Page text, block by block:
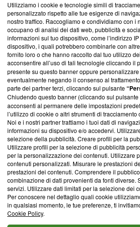
Questa sezione offre informazioni
News, sui nostri processi editoriali e su
creare news di qualità. Inoltre, afferma la
‘Trust Project - News with Integrity’
ancora membro del programma, ma ha
parte; Trust Project non ha ancora
conformità agli standard.
Su di noi
Team editoriale
Corporate
Redazione
Informativa Privacy
Cookie Policy
Blasting SA, IDI CHE-247.845.224, Via
Lugano (Svizzera) Tel:+39 0690258937
© 2026 Blasting News
Utilizziamo i cookie e tecnologie simili di
personalizzato rispetto alle tue esigenze di
nostro traffico. Raccogliamo e condividiamo con i
occupano di analisi dei dati web, pubblicità e
informazioni sul tuo dispositivo, come l’indirizzo
dispositivo, i quali potrebbero combinarle con
fornito loro o che hanno raccolto dal tuo utilizzo
acconsentire all’uso di tali tecnologie cliccando il
presente su questo banner oppure
eventualmente negando il consenso al
parte dei partner terzi, cliccando sul pulsante
Chiudendo questo banner (cliccando sul pulsante
acconsenti al permanere delle impostazioni
l’utilizzo di cookie o altri strumenti di tracciamento
Noi e i nostri partner trattiamo i tuoi dati di
informazioni su dispositivo e/o accedervi.
selezione della pubblicità. Creare profili per la
Utilizzare profili per la selezione di pubblicità
per la personalizzazione dei contenuti. Utilizzare
contenuti personalizzati. Misurare le prestazioni
prestazioni dei contenuti. Comprendere il
combinazione di dati provenienti da fonti diverse.
servizi. Utilizzare dati limitati per la selezione dei
Per conoscere nel dettaglio quali cookie
in qualsiasi momento, le tue preferenze, ti
Cookie Policy.